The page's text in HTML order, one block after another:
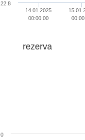
14.01.2025
00:00:00
22.8
rezerva
0